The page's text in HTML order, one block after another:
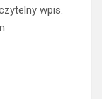
wpis.